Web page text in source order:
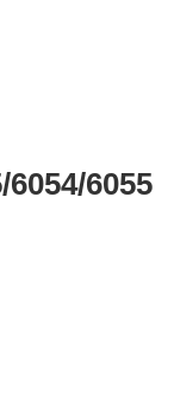
6054/6055